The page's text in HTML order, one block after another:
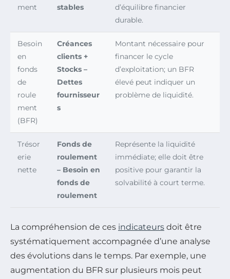
ment
stables
d’équilibre financier
durable.
Besoin
en
fonds
de
roule
ment
(BFR)
Créances
clients +
Stocks –
Dettes
fournisseur
s
Montant nécessaire pour
financer le cycle
d’exploitation; un BFR
élevé peut indiquer un
problème de liquidité.
Trésor
erie
nette
Fonds de
roulement
– Besoin en
fonds de
roulement
Représente la liquidité
immédiate; elle doit être
positive pour garantir la
solvabilité à court terme.
La compréhension de ces indicateurs doit être
systématiquement accompagnée d’une analyse
des évolutions dans le temps. Par exemple, une
augmentation du BFR sur plusieurs mois peut